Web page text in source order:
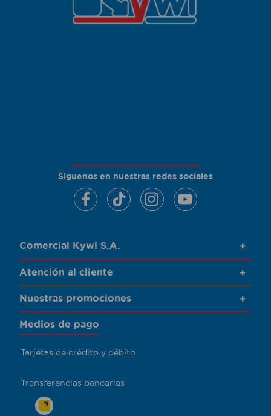
Siguenos en nuestras redes sociales
Comercial Kywi S.A. +
Atención al cliente +
Nuestras promociones +
Medios de pago
Tarjetas de crédito y débito
Transferencias bancarias